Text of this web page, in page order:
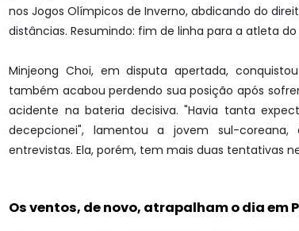
nos Jogos Olímpicos de Inverno, abdicando do
distâncias. Resumindo: fim de linha para a atleta do
Minjeong Choi, em disputa apertada,
também acabou perdendo sua posição após
acidente na bateria decisiva. "Havia tanta
decepcionei", lamentou a jovem sul-
entrevistas. Ela, porém, tem mais duas tentativas
Os ventos, de novo, atrapalham o dia em